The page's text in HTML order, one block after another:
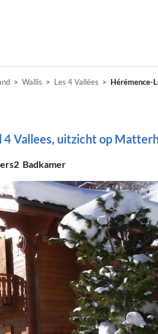
Wallis Les 4 Vallées Hérémence-
Vallees, uitzicht op
2 Badkamer